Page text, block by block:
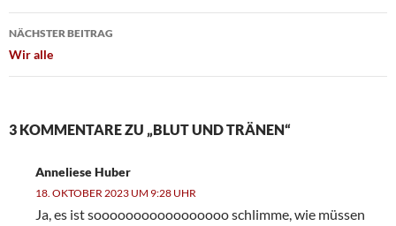
NÄCHSTER BEITRAG
Wir alle
3 KOMMENTARE ZU „BLUT UND TRÄNEN“
Anneliese Huber
18. OKTOBER 2023 UM 9:28 UHR
Ja, es ist sooooooooooooooooo schlimme, wie müssen